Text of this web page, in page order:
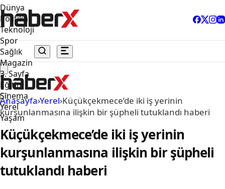
Dünya
Politika
Teknoloji
Spor
Sağlık
Magazin
3. Sayfa
Eğitim
Sinema
Yerel
Yaşam
Anasayfa›Yerel›Küçükçekmece’de iki iş yerinin
kurşunlanmasına ilişkin bir şüpheli tutuklandı haberi
Küçükçekmece’de iki iş yerinin
kurşunlanmasına ilişkin bir şüpheli
tutuklandı haberi